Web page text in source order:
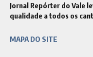
Jornal Repórter do Vale
qualidade a todos os
MAPA DO SITE